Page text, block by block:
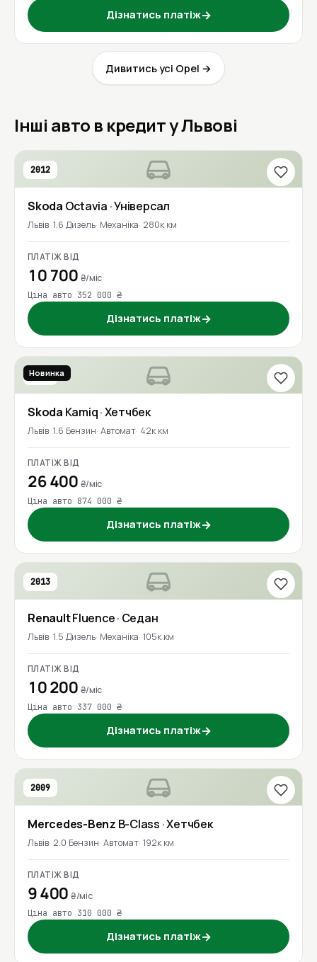
Дізнатись платіж→
Дивитись усі Opel →
Інші авто в кредит у Львові
2012
Skoda Octavia · Універсал
Львів 1.6 Дизель Механіка 280к км
ПЛАТІЖ ВІД
10 700 ₴/міс
Ціна авто 352 000 ₴
Дізнатись платіж→
2020
Новинка
Skoda Kamiq· Хетчбек
Львів 1.6 Бензин Автомат 42к км
ПЛАТІЖ ВІД
26 400 ₴/міс
Ціна авто 874 000 ₴
Дізнатись платіж→
2013
RenaultFluence· Седан
Львів 1.5 Дизель Механіка 105к км
ПЛАТІЖ ВІД
10 200 ₴/міс
Ціна авто 337 000 ₴
Дізнатись платіж→
2009
Mercedes-Benz B-Class · Хетчбек
Львів 2.0 Бензин Автомат 192к км
ПЛАТІЖ ВІД
9 400₴/міс
Ціна авто 310 000 ₴
Дізнатись платіж→